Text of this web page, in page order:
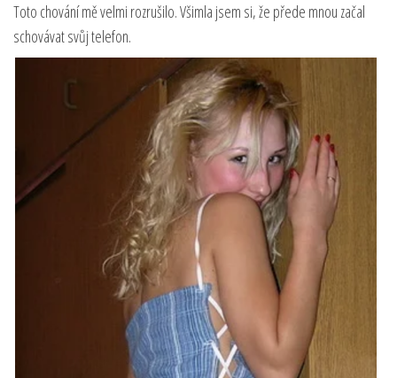
Toto chování mě velmi rozrušilo. Všimla jsem si, že přede mnou začal
schovávat svůj telefon.